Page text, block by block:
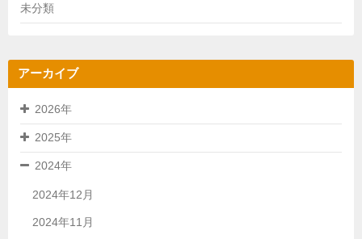
未分類
アーカイブ
2026年
2025年
2024年
2024年12月
2024年11月